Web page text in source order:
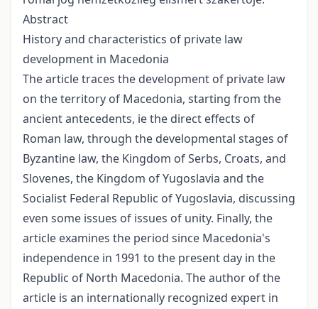
Abstract
History and characteristics of private law
development in Macedonia
The article traces the development of private law
on the territory of Macedonia, starting from the
ancient antecedents, ie the direct effects of
Roman law, through the developmental stages of
Byzantine law, the Kingdom of Serbs, Croats, and
Slovenes, the Kingdom of Yugoslavia and the
Socialist Federal Republic of Yugoslavia, discussing
even some issues of issues of unity. Finally, the
article examines the period since Macedonia's
independence in 1991 to the present day in the
Republic of North Macedonia. The author of the
article is an internationally recognized expert in